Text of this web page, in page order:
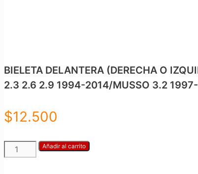
BIELETA DELANTERA (DERECHA O
2.3 2.6 2.9 1994-2014/MUSSO 3.2
$12.500
BIELETA
DELANTERA
Añadir al carrito